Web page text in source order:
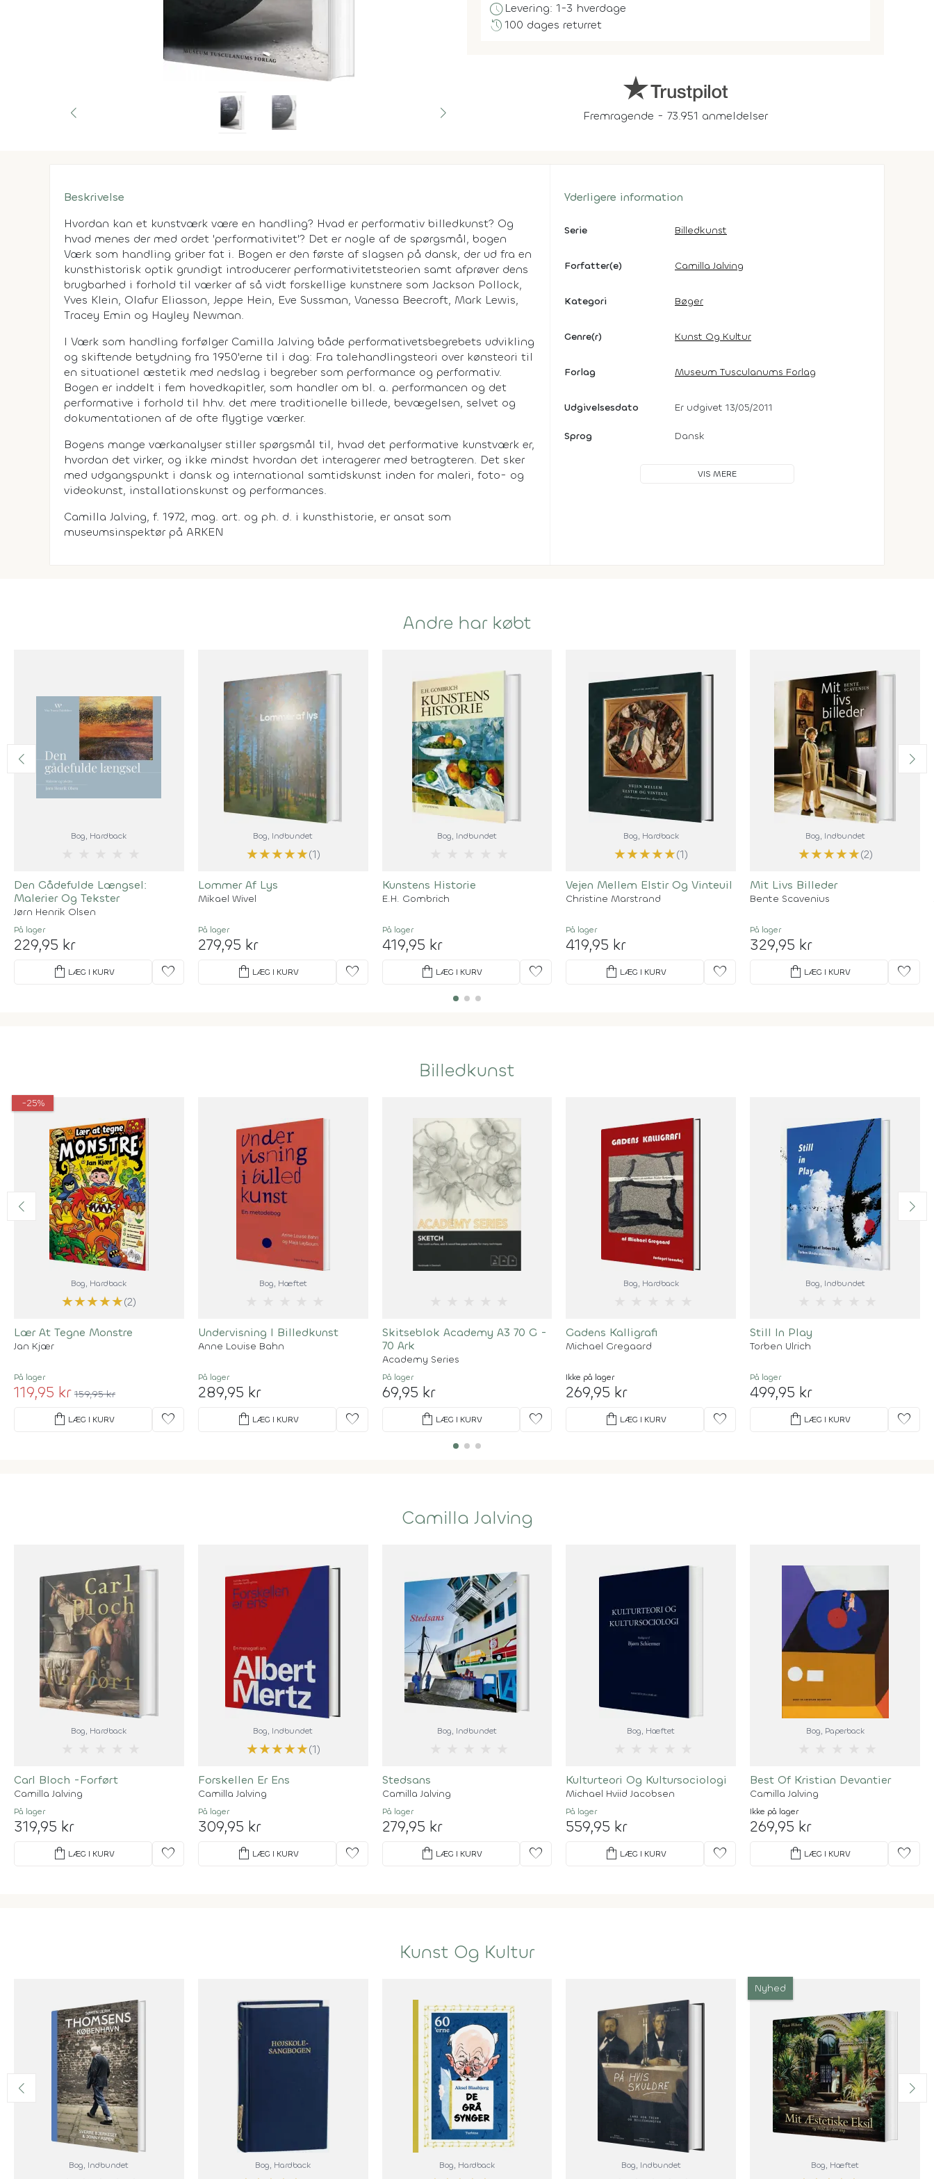
scheduleLevering: 1-3 hverdage
history100 dages returret
Fremragende - 73.951 anmeldelser
Beskrivelse
Hvordan kan et kunstværk være en handling? Hvad er performativ billedkunst? Og
hvad menes der med ordet 'performativitet'? Det er nogle af de spørgsmål, bogen
Værk som handling griber fat i. Bogen er den første af slagsen på dansk, der ud fra en
kunsthistorisk optik grundigt introducerer performativitetsteorien samt afprøver dens
brugbarhed i forhold til værker af så vidt forskellige kunstnere som Jackson Pollock,
Yves Klein, Olafur Eliasson, Jeppe Hein, Eve Sussman, Vanessa Beecroft, Mark Lewis,
Tracey Emin og Hayley Newman.
I Værk som handling forfølger Camilla Jalving både performativetsbegrebets udvikling
og skiftende betydning fra 1950'erne til i dag: Fra talehandlingsteori over kønsteori til
en situationel æstetik med nedslag i begreber som performance og performativ.
Bogen er inddelt i fem hovedkapitler, som handler om bl. a. performancen og det
performative i forhold til hhv. det mere traditionelle billede, bevægelsen, selvet og
dokumentationen af de ofte flygtige værker.
Bogens mange værkanalyser stiller spørgsmål til, hvad det performative kunstværk er,
hvordan det virker, og ikke mindst hvordan det interagerer med betragteren. Det sker
med udgangspunkt i dansk og international samtidskunst inden for maleri, foto- og
videokunst, installationskunst og performances.
Camilla Jalving, f. 1972, mag. art. og ph. d. i kunsthistorie, er ansat som
museumsinspektør på ARKEN
Yderligere information
Serie Billedkunst
Forfatter(e) Camilla Jalving
Kategori Bøger
Genre(r) Kunst Og Kultur
Forlag Museum Tusculanums Forlag
Udgivelsesdato Er udgivet 13/05/2011
Sprog Dansk
VIS MERE
Andre har købt
Bog, Hardback
Den Gådefulde Længsel:
Malerier Og Tekster
Jørn Henrik Olsen
På lager
229,95 kr
shopping_bag LÆG I KURV favorite
Bog, Indbundet
★★★★★(1)
Lommer Af Lys
Mikael Wivel
På lager
279,95 kr
shopping_bag LÆG I KURV favorite
Bog, Indbundet
Kunstens Historie
E.H. Gombrich
På lager
419,95 kr
shopping_bag LÆG I KURV favorite
Bog, Hardback
★★★★★(1)
Vejen Mellem Elstir Og Vinteuil
Christine Marstrand
På lager
419,95 kr
shopping_bag LÆG I KURV favorite
Bog, Indbundet
★★★★★(2)
Mit Livs Billeder
Bente Scavenius
På lager
329,95 kr
shopping_bag LÆG I KURV favorite
Billedkunst
-25%
Bog, Hardback
★★★★★(2)
Lær At Tegne Monstre
Jan Kjær
På lager
119,95 kr 159,95 kr
shopping_bag LÆG I KURV favorite
Bog, Hæftet
Undervisning I Billedkunst
Anne Louise Bahn
På lager
289,95 kr
shopping_bag LÆG I KURV favorite
Skitseblok Academy A3 70 G -
70 Ark
Academy Series
På lager
69,95 kr
shopping_bag LÆG I KURV favorite
Bog, Hardback
Gadens Kalligrafi
Michael Gregaard
Ikke på lager
269,95 kr
shopping_bag LÆG I KURV favorite
Bog, Indbundet
Still In Play
Torben Ulrich
På lager
499,95 kr
shopping_bag LÆG I KURV favorite
Camilla Jalving
Bog, Hardback
Carl Bloch -Forført
Camilla Jalving
På lager
319,95 kr
shopping_bag LÆG I KURV favorite
Bog, Indbundet
★★★★★(1)
Forskellen Er Ens
Camilla Jalving
På lager
309,95 kr
shopping_bag LÆG I KURV favorite
Bog, Indbundet
Stedsans
Camilla Jalving
På lager
279,95 kr
shopping_bag LÆG I KURV favorite
Bog, Hæftet
Kulturteori Og Kultursociologi
Michael Hviid Jacobsen
På lager
559,95 kr
shopping_bag LÆG I KURV favorite
Bog, Paperback
Best Of Kristian Devantier
Camilla Jalving
Ikke på lager
269,95 kr
shopping_bag LÆG I KURV favorite
Kunst Og Kultur
Bog, Indbundet Bog, Hardback Bog, Hardback Bog, Indbundet
Nyhed
Bog, Hæftet